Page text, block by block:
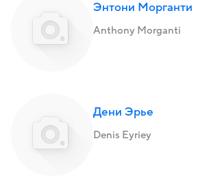
Энтони Морганти
Anthony Morganti
Дени Эрье
Denis Eyriey